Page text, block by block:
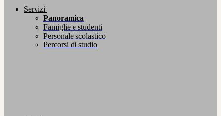
Servizi
Panoramica
Famiglie e studenti
Personale scolastico
Percorsi di studio